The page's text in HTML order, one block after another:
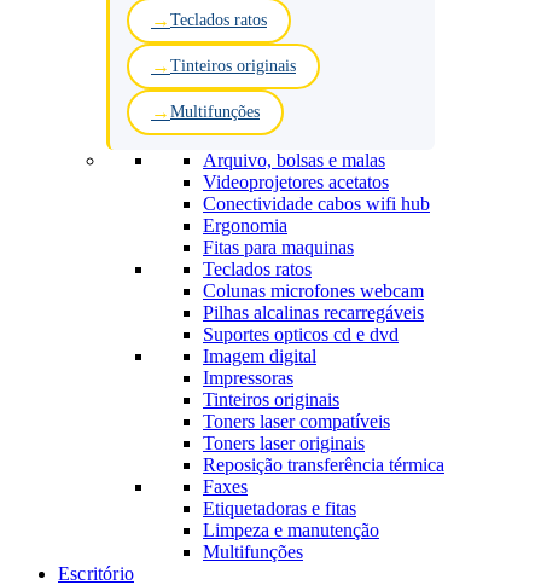
Teclados ratos
Tinteiros originais
Multifunções
Arquivo, bolsas e malas
Videoprojetores acetatos
Conectividade cabos wifi hub
Ergonomia
Fitas para maquinas
Teclados ratos
Colunas microfones webcam
Pilhas alcalinas recarregáveis
Suportes opticos cd e dvd
Imagem digital
Impressoras
Tinteiros originais
Toners laser compatíveis
Toners laser originais
Reposição transferência térmica
Faxes
Etiquetadoras e fitas
Limpeza e manutenção
Multifunções
Escritório